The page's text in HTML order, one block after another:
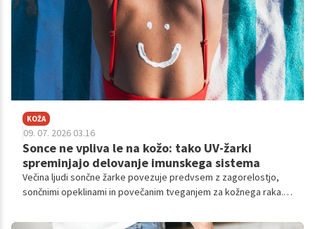
KOŽA
09. 07. 2026 03.16
Sonce ne vpliva le na kožo: tako UV-žarki
spreminjajo delovanje imunskega sistema
Večina ljudi sončne žarke povezuje predvsem z zagorelostjo,
sončnimi opeklinami in povečanim tveganjem za kožnega raka.
vplivajo le na kožo – vplivajo tudi na naš imunski sistem.